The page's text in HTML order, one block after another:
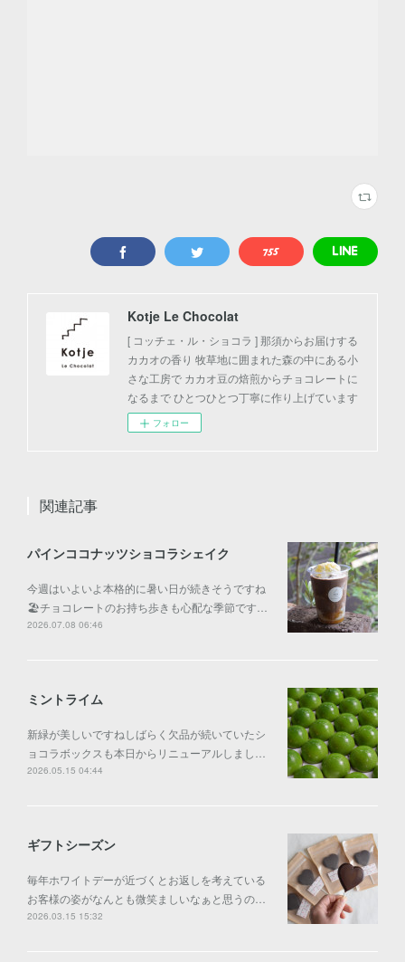
Kotje Le Chocolat
[ コッチェ・ル・ショコラ ] 那須からお届けする
カカオの香り 牧草地に囲まれた森の中にある小
さな工房で カカオ豆の焙煎からチョコレートに
なるまで ひとつひとつ丁寧に作り上げています
フォロー
関連記事
パインココナッツショコラシェイク
今週はいよいよ本格的に暑い日が続きそうですね
🏖️チョコレートのお持ち歩きも心配な季節です…
2026.07.08 06:46
ミントライム
新緑が美しいですねしばらく欠品が続いていたシ
ョコラボックスも本日からリニューアルしまし…
2026.05.15 04:44
ギフトシーズン
毎年ホワイトデーが近づくとお返しを考えている
お客様の姿がなんとも微笑ましいなぁと思うの…
2026.03.15 15:32